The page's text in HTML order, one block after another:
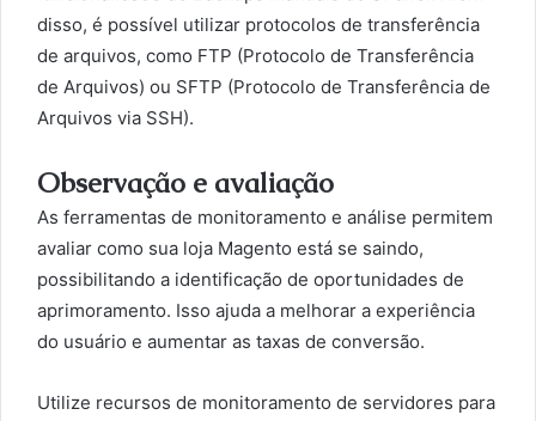
disso, é possível utilizar protocolos de transferência
de arquivos, como FTP (Protocolo de Transferência
de Arquivos) ou SFTP (Protocolo de Transferência de
Arquivos via SSH).
Observação e avaliação
As ferramentas de monitoramento e análise permitem
avaliar como sua loja Magento está se saindo,
possibilitando a identificação de oportunidades de
aprimoramento. Isso ajuda a melhorar a experiência
do usuário e aumentar as taxas de conversão.
Utilize recursos de monitoramento de servidores para